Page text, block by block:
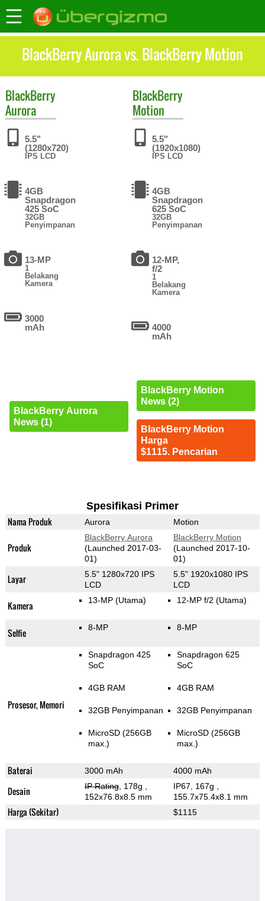
BlackBerry Aurora vs. BlackBerry Motion
BlackBerry
Aurora
5.5"
(1280x720)
IPS LCD
4GB
Snapdragon
425 SoC
32GB
Penyimpanan
13-MP
1
Belakang
Kamera
3000
mAh
BlackBerry Aurora
News (1)
BlackBerry
Motion
5.5"
(1920x1080)
IPS LCD
4GB
Snapdragon
625 SoC
32GB
Penyimpanan
12-MP,
f/2
1
Belakang
Kamera
4000
mAh
BlackBerry Motion
News (2)
BlackBerry Motion
Harga
$1115. Pencarian
Spesifikasi Primer
Nama Produk Aurora Motion
Produk
BlackBerry Aurora
(Launched 2017-03-
01)
BlackBerry Motion
(Launched 2017-10-
01)
Layar
5.5" 1280x720 IPS
LCD
5.5" 1920x1080 IPS
LCD
Kamera 13-MP (Utama) 12-MP f/2 (Utama)
Selfie 8-MP 8-MP
Prosesor, Memori
Snapdragon 425
SoC
4GB RAM
32GB Penyimpanan
MicroSD (256GB
max.)
Snapdragon 625
SoC
4GB RAM
32GB Penyimpanan
MicroSD (256GB
max.)
Baterai 3000 mAh 4000 mAh
Desain IP Rating, 178g
152x76.8x8.5 mm
IP67, 167g
155.7x75.4x8.1 mm
Harga (Sekitar) $1115